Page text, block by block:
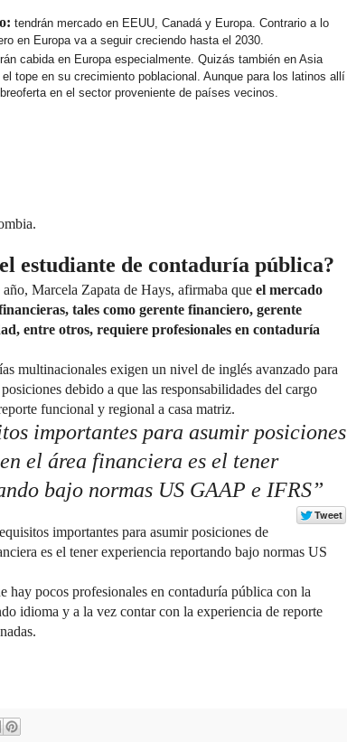
tendrán mercado en EEUU, Canadá y Europa. Contrario a lo
en Europa va a seguir creciendo hasta el 2030.
cabida en Europa especialmente. Quizás también en Asia
tope en su crecimiento poblacional. Aunque para los latinos allí
en el sector proveniente de países vecinos.
estudiante de contaduría pública?
año, Marcela Zapata de Hays, afirmaba que el mercado
tales como gerente financiero, gerente
entre otros, requiere profesionales en contaduría
multinacionales exigen un nivel de inglés avanzado para
debido a que las responsabilidades del cargo
funcional y regional a casa matriz.
importantes para asumir posiciones
el área financiera es el tener
bajo normas US GAAP e IFRS”
importantes para asumir posiciones de
es el tener experiencia reportando bajo normas US
hay pocos profesionales en contaduría pública con la
idioma y a la vez contar con la experiencia de reporte